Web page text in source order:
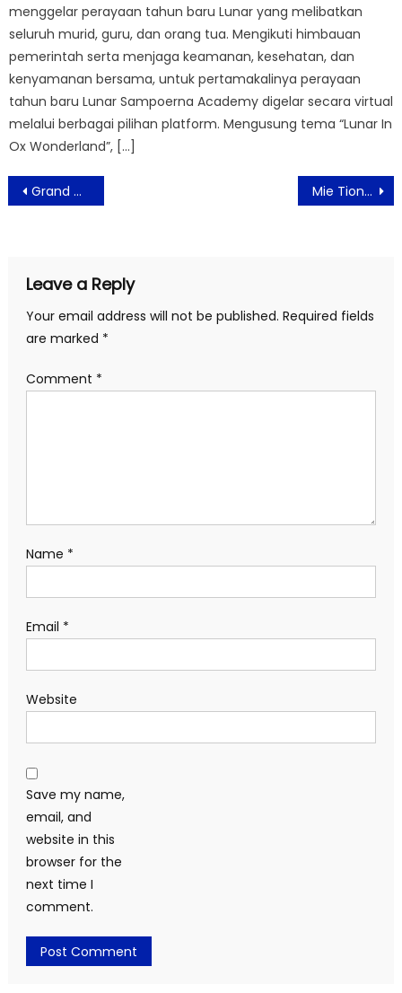
menggelar perayaan tahun baru Lunar yang melibatkan
seluruh murid, guru, dan orang tua. Mengikuti himbauan
pemerintah serta menjaga keamanan, kesehatan, dan
kenyamanan bersama, untuk pertamakalinya perayaan
tahun baru Lunar Sampoerna Academy digelar secara virtual
melalui berbagai pilihan platform. Mengusung tema “Lunar In
Ox Wonderland”, […]
Post
navigation
Grand Dafam Ancol Jakarta Hadirkan PPKM (Paket Puas Kenyang Makan) Mie Tiongsim, Perpaduan Rasa Yang Menggugah Selera
Leave a Reply
Your email address will not be published. Required fields
are marked *
Comment *
Name *
Email *
Website
Save my name,
email, and
website in this
browser for the
next time I
comment.